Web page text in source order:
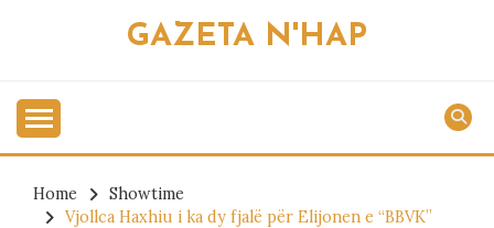
GAZETA N'HAP
Home
Showtime
Vjollca Haxhiu i ka dy fjalë për Elijonen e “BBVK”